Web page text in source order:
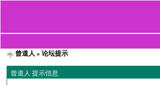
曾道人 » 论坛提示
曾道人 提示信息